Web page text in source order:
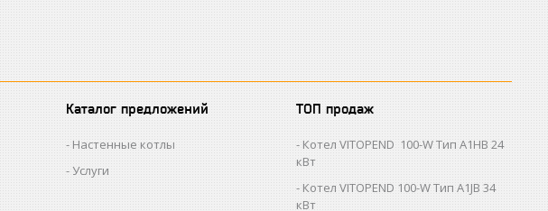
Каталог предложений
Настенные котлы
Услуги
ТОП продаж
Котел VITOPEND 100-W Тип A1HB 24
кВт
Котел VITOPEND 100-W Тип A1JB 34
кВт